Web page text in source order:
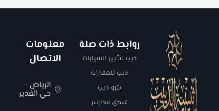
روابط ذات صلة
ذيب لتأجير السيارات
ذيب للعقارات
بترو ذيب
فندق مداريم
معلومات
الاتصال
الرياض -
حي الغدير